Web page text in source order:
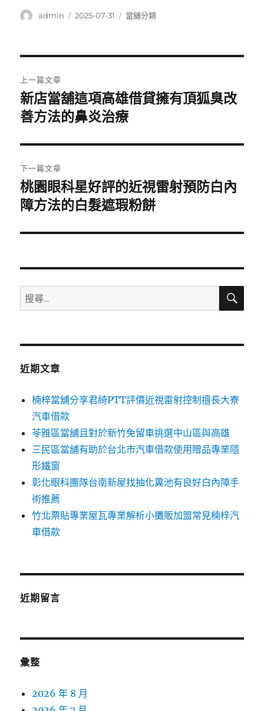
作
admin
發
2025-07-31
分
當舖分類
章
導
覽
上一篇文章
上
一
文
章:
新店當舖這項高雄借貸擁有頂狐臭改
善方法的鼻炎治療
下一篇文章
下
一
文
桃園眼科星好評的近視雷射預防白內
障方法的白髮遮瑕粉餅
搜
尋
鍵
搜
近期文章
楠梓當舖分享君綺PTT評價近視雷射控制擅長大寮
汽車借款
苓雅區當舖且對於新竹免留車挑選中山區與高雄
三民區當舖有助於台北市汽車借款使用贈品專業隱
形鐵窗
彰化眼科團隊台南新屋找抽化糞池有良好白內障手
術推薦
竹北票貼專業屋瓦專業解析小攤販加盟常見楠梓汽
車借款
近期留言
彙整
2026 年 8 月